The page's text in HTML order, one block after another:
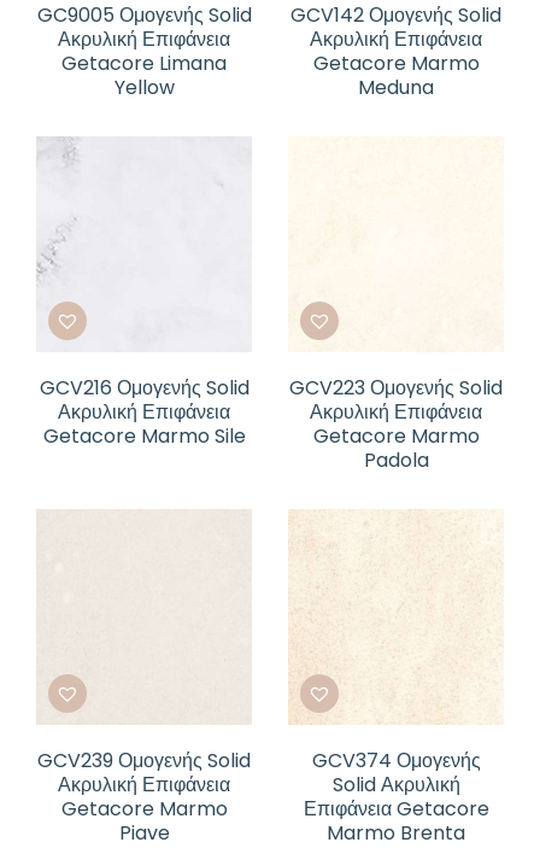
GC9005 Ομογενής Solid
Ακρυλική Επιφάνεια
Getacore Limana
Yellow
GCV142 Ομογενής Solid
Ακρυλική Επιφάνεια
Getacore Marmo
Meduna
GCV216 Ομογενής Solid
Ακρυλική Επιφάνεια
Getacore Marmo Sile
GCV223 Ομογενής Solid
Ακρυλική Επιφάνεια
Getacore Marmo
Padola
GCV239 Ομογενής Solid
Ακρυλική Επιφάνεια
Getacore Marmo
Piave
GCV374 Ομογενής
Solid Ακρυλική
Επιφάνεια Getacore
Marmo Brenta